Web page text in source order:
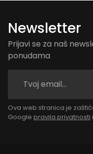
Newsletter
Prijavi se za naš
ponudama
Ova web stranica je
Google pravila privatnosti i